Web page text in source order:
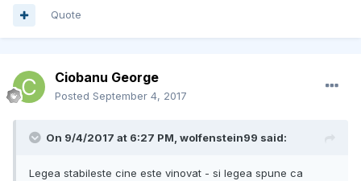
Quote
Ciobanu George
Posted September 4, 2017
On 9/4/2017 at 6:27 PM, wolfenstein99 said:
Legea stabileste cine este vinovat - si legea spune ca